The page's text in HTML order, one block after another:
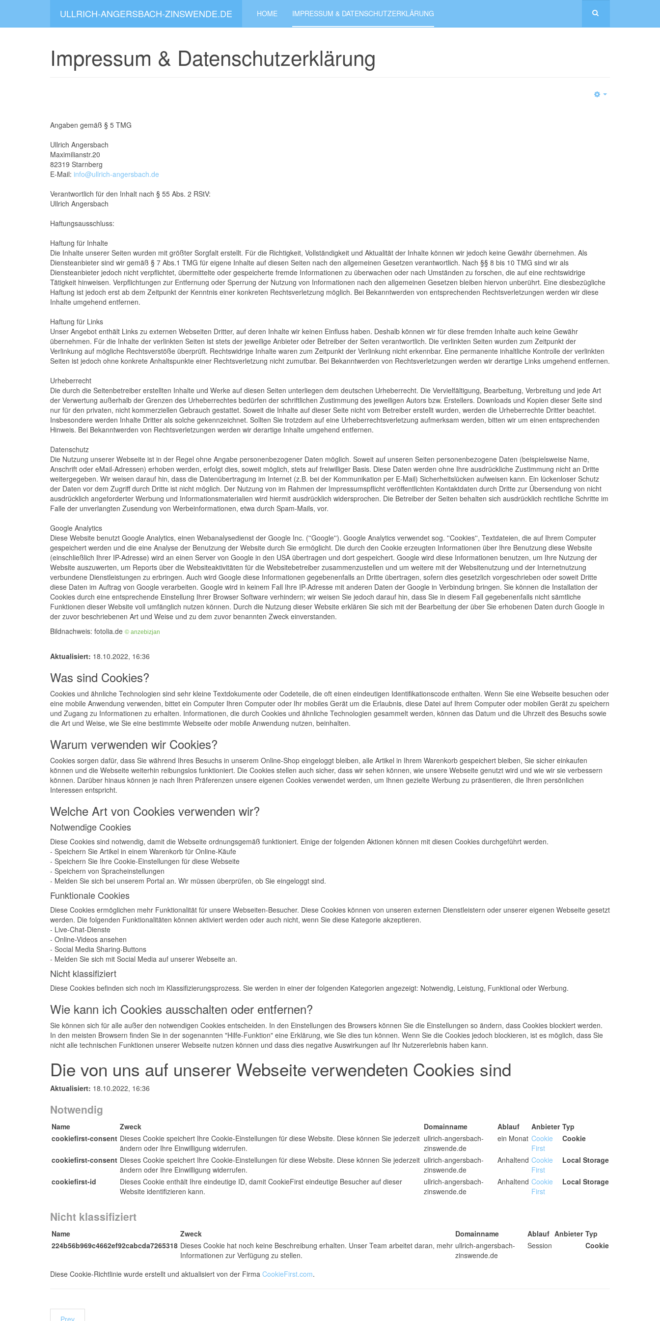
ULLRICH-ANGERSBACH-ZINSWENDE.DE HOME IMPRESSUM & DATENSCHUTZERKLÄRUNG
Impressum & Datenschutzerklärung
Angaben gemäß § 5 TMG
Ullrich Angersbach
Maximilianstr.20
82319 Starnberg
E-Mail: info@ullrich-angersbach.de
Verantwortlich für den Inhalt nach § 55 Abs. 2 RStV:
Ullrich Angersbach
Haftungsausschluss:
Haftung für Inhalte
Die Inhalte unserer Seiten wurden mit größter Sorgfalt erstellt. Für die Richtigkeit, Vollständigkeit und Aktualität der Inhalte können wir jedoch keine Gewähr übernehmen. Als
Diensteanbieter sind wir gemäß § 7 Abs.1 TMG für eigene Inhalte auf diesen Seiten nach den allgemeinen Gesetzen verantwortlich. Nach §§ 8 bis 10 TMG sind wir als
Diensteanbieter jedoch nicht verpflichtet, übermittelte oder gespeicherte fremde Informationen zu überwachen oder nach Umständen zu forschen, die auf eine rechtswidrige
Tätigkeit hinweisen. Verpflichtungen zur Entfernung oder Sperrung der Nutzung von Informationen nach den allgemeinen Gesetzen bleiben hiervon unberührt. Eine diesbezügliche
Haftung ist jedoch erst ab dem Zeitpunkt der Kenntnis einer konkreten Rechtsverletzung möglich. Bei Bekanntwerden von entsprechenden Rechtsverletzungen werden wir diese
Inhalte umgehend entfernen.
Haftung für Links
Unser Angebot enthält Links zu externen Webseiten Dritter, auf deren Inhalte wir keinen Einfluss haben. Deshalb können wir für diese fremden Inhalte auch keine Gewähr
übernehmen. Für die Inhalte der verlinkten Seiten ist stets der jeweilige Anbieter oder Betreiber der Seiten verantwortlich. Die verlinkten Seiten wurden zum Zeitpunkt der
Verlinkung auf mögliche Rechtsverstöße überprüft. Rechtswidrige Inhalte waren zum Zeitpunkt der Verlinkung nicht erkennbar. Eine permanente inhaltliche Kontrolle der verlinkten
Seiten ist jedoch ohne konkrete Anhaltspunkte einer Rechtsverletzung nicht zumutbar. Bei Bekanntwerden von Rechtsverletzungen werden wir derartige Links umgehend entfernen.
Urheberrecht
Die durch die Seitenbetreiber erstellten Inhalte und Werke auf diesen Seiten unterliegen dem deutschen Urheberrecht. Die Vervielfältigung, Bearbeitung, Verbreitung und jede Art
der Verwertung außerhalb der Grenzen des Urheberrechtes bedürfen der schriftlichen Zustimmung des jeweiligen Autors bzw. Erstellers. Downloads und Kopien dieser Seite sind
nur für den privaten, nicht kommerziellen Gebrauch gestattet. Soweit die Inhalte auf dieser Seite nicht vom Betreiber erstellt wurden, werden die Urheberrechte Dritter beachtet.
Insbesondere werden Inhalte Dritter als solche gekennzeichnet. Sollten Sie trotzdem auf eine Urheberrechtsverletzung aufmerksam werden, bitten wir um einen entsprechenden
Hinweis. Bei Bekanntwerden von Rechtsverletzungen werden wir derartige Inhalte umgehend entfernen.
Datenschutz
Die Nutzung unserer Webseite ist in der Regel ohne Angabe personenbezogener Daten möglich. Soweit auf unseren Seiten personenbezogene Daten (beispielsweise Name,
Anschrift oder eMail-Adressen) erhoben werden, erfolgt dies, soweit möglich, stets auf freiwilliger Basis. Diese Daten werden ohne Ihre ausdrückliche Zustimmung nicht an Dritte
weitergegeben. Wir weisen darauf hin, dass die Datenübertragung im Internet (z.B. bei der Kommunikation per E-Mail) Sicherheitslücken aufweisen kann. Ein lückenloser Schutz
der Daten vor dem Zugriff durch Dritte ist nicht möglich. Der Nutzung von im Rahmen der Impressumspflicht veröffentlichten Kontaktdaten durch Dritte zur Übersendung von nicht
ausdrücklich angeforderter Werbung und Informationsmaterialien wird hiermit ausdrücklich widersprochen. Die Betreiber der Seiten behalten sich ausdrücklich rechtliche Schritte im
Falle der unverlangten Zusendung von Werbeinformationen, etwa durch Spam-Mails, vor.
Google Analytics
Diese Website benutzt Google Analytics, einen Webanalysedienst der Google Inc. (''Google''). Google Analytics verwendet sog. ''Cookies'', Textdateien, die auf Ihrem Computer
gespeichert werden und die eine Analyse der Benutzung der Website durch Sie ermöglicht. Die durch den Cookie erzeugten Informationen über Ihre Benutzung diese Website
(einschließlich Ihrer IP-Adresse) wird an einen Server von Google in den USA übertragen und dort gespeichert. Google wird diese Informationen benutzen, um Ihre Nutzung der
Website auszuwerten, um Reports über die Websiteaktivitäten für die Websitebetreiber zusammenzustellen und um weitere mit der Websitenutzung und der Internetnutzung
verbundene Dienstleistungen zu erbringen. Auch wird Google diese Informationen gegebenenfalls an Dritte übertragen, sofern dies gesetzlich vorgeschrieben oder soweit Dritte
diese Daten im Auftrag von Google verarbeiten. Google wird in keinem Fall Ihre IP-Adresse mit anderen Daten der Google in Verbindung bringen. Sie können die Installation der
Cookies durch eine entsprechende Einstellung Ihrer Browser Software verhindern; wir weisen Sie jedoch darauf hin, dass Sie in diesem Fall gegebenenfalls nicht sämtliche
Funktionen dieser Website voll umfänglich nutzen können. Durch die Nutzung dieser Website erklären Sie sich mit der Bearbeitung der über Sie erhobenen Daten durch Google in
der zuvor beschriebenen Art und Weise und zu dem zuvor benannten Zweck einverstanden.
Bildnachweis: fotolia.de © anzebizjan
Aktualisiert: 18.10.2022, 16:36
Was sind Cookies?
Cookies und ähnliche Technologien sind sehr kleine Textdokumente oder Codeteile, die oft einen eindeutigen Identifikationscode enthalten. Wenn Sie eine Webseite besuchen oder
eine mobile Anwendung verwenden, bittet ein Computer Ihren Computer oder Ihr mobiles Gerät um die Erlaubnis, diese Datei auf Ihrem Computer oder mobilen Gerät zu speichern
und Zugang zu Informationen zu erhalten. Informationen, die durch Cookies und ähnliche Technologien gesammelt werden, können das Datum und die Uhrzeit des Besuchs sowie
die Art und Weise, wie Sie eine bestimmte Webseite oder mobile Anwendung nutzen, beinhalten.
Warum verwenden wir Cookies?
Cookies sorgen dafür, dass Sie während Ihres Besuchs in unserem Online-Shop eingeloggt bleiben, alle Artikel in Ihrem Warenkorb gespeichert bleiben, Sie sicher einkaufen
können und die Webseite weiterhin reibungslos funktioniert. Die Cookies stellen auch sicher, dass wir sehen können, wie unsere Webseite genutzt wird und wie wir sie verbessern
können. Darüber hinaus können je nach Ihren Präferenzen unsere eigenen Cookies verwendet werden, um Ihnen gezielte Werbung zu präsentieren, die Ihren persönlichen
Interessen entspricht.
Welche Art von Cookies verwenden wir?
Notwendige Cookies
Diese Cookies sind notwendig, damit die Webseite ordnungsgemäß funktioniert. Einige der folgenden Aktionen können mit diesen Cookies durchgeführt werden.
- Speichern Sie Artikel in einem Warenkorb für Online-Käufe
- Speichern Sie Ihre Cookie-Einstellungen für diese Webseite
- Speichern von Spracheinstellungen
- Melden Sie sich bei unserem Portal an. Wir müssen überprüfen, ob Sie eingeloggt sind.
Funktionale Cookies
Diese Cookies ermöglichen mehr Funktionalität für unsere Webseiten-Besucher. Diese Cookies können von unseren externen Dienstleistern oder unserer eigenen Webseite gesetzt
werden. Die folgenden Funktionalitäten können aktiviert werden oder auch nicht, wenn Sie diese Kategorie akzeptieren.
- Live-Chat-Dienste
- Online-Videos ansehen
- Social Media Sharing-Buttons
- Melden Sie sich mit Social Media auf unserer Webseite an.
Nicht klassifiziert
Diese Cookies befinden sich noch im Klassifizierungsprozess. Sie werden in einer der folgenden Kategorien angezeigt: Notwendig, Leistung, Funktional oder Werbung.
Wie kann ich Cookies ausschalten oder entfernen?
Sie können sich für alle außer den notwendigen Cookies entscheiden. In den Einstellungen des Browsers können Sie die Einstellungen so ändern, dass Cookies blockiert werden.
In den meisten Browsern finden Sie in der sogenannten "Hilfe-Funktion" eine Erklärung, wie Sie dies tun können. Wenn Sie die Cookies jedoch blockieren, ist es möglich, dass Sie
nicht alle technischen Funktionen unserer Webseite nutzen können und dass dies negative Auswirkungen auf Ihr Nutzererlebnis haben kann.
Die von uns auf unserer Webseite verwendeten Cookies sind
Aktualisiert: 18.10.2022, 16:36
Notwendig
Name Zweck Domainname Ablauf Anbieter Typ
cookiefirst-consent Dieses Cookie speichert Ihre Cookie-Einstellungen für diese Website. Diese können Sie jederzeit
ändern oder Ihre Einwilligung widerrufen.
ullrich-angersbach-
zinswende.de
ein Monat Cookie
First
Cookie
cookiefirst-consent Dieses Cookie speichert Ihre Cookie-Einstellungen für diese Website. Diese können Sie jederzeit
ändern oder Ihre Einwilligung widerrufen.
ullrich-angersbach-
zinswende.de
Anhaltend Cookie
First
Local Storage
cookiefirst-id
Dieses Cookie enthält Ihre eindeutige ID, damit CookieFirst eindeutige Besucher auf dieser
Website identifizieren kann.
ullrich-angersbach-
zinswende.de
Anhaltend Cookie
First
Local Storage
Nicht klassifiziert
Name Zweck Domainname Ablauf Anbieter Typ
224b56b969c4662ef92cabcda7265318 Dieses Cookie hat noch keine Beschreibung erhalten. Unser Team arbeitet daran, mehr
Informationen zur Verfügung zu stellen.
ullrich-angersbach-
zinswende.de
Session Cookie
Diese Cookie-Richtlinie wurde erstellt und aktualisiert von der Firma CookieFirst.com.
Prev